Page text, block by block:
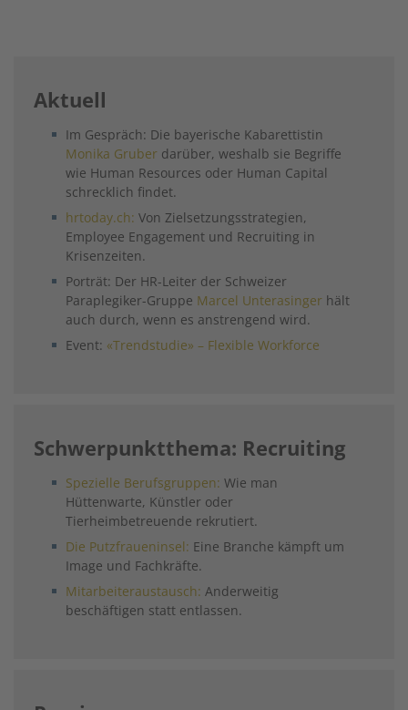
Aktuell
Im Gespräch: Die bayerische Kabarettistin
Monika Gruber darüber, weshalb sie Begriffe
wie Human Resources oder Human Capital
schrecklich findet.
hrtoday.ch: Von Zielsetzungsstrategien,
Employee Engagement und Recruiting in
Krisenzeiten.
Porträt: Der HR-Leiter der Schweizer
Paraplegiker-Gruppe Marcel Unterasinger hält
auch durch, wenn es anstrengend wird.
Event: «Trendstudie» – Flexible Workforce
Schwerpunktthema: Recruiting
Spezielle Berufsgruppen: Wie man
Hüttenwarte, Künstler oder
Tierheimbetreuende rekrutiert.
Die Putzfraueninsel: Eine Branche kämpft um
Image und Fachkräfte.
Mitarbeiteraustausch: Anderweitig
beschäftigen statt entlassen.